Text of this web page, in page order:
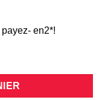
en2*!
silicone flexible